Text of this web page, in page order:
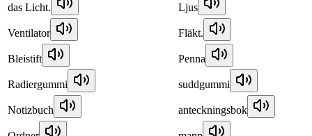
das Licht. Ljus
Ventilator Fläkt.
Bleistift Penna
Radiergummi suddgummi
Notizbuch anteckningsbok